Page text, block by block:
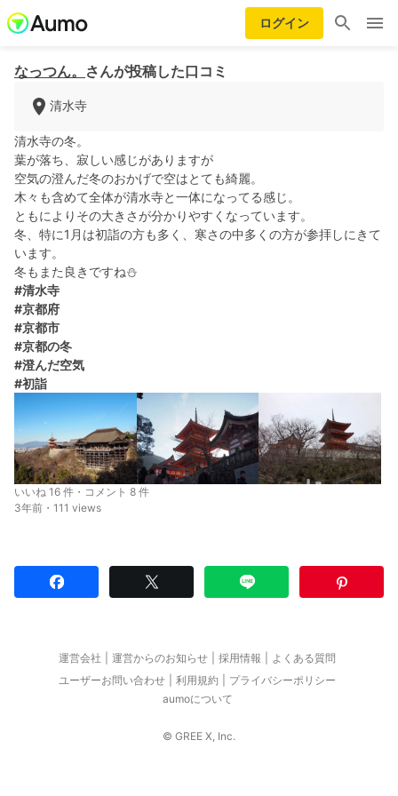
ログイン
なっつん。 さんが投稿した口コミ
清水寺
清水寺の冬。
葉が落ち、寂しい感じがありますが
空気の澄んだ冬のおかげで空はとても綺麗。
木々も含めて全体が清水寺と一体になってる感じ。
ともによりその大きさが分かりやすくなっています。
冬、特に1月は初詣の方も多く、寒さの中多くの方が参拝しにきて
います。
冬もまた良きですね⛄️
#清水寺
#京都府
#京都市
#京都の冬
#澄んだ空気
#初詣
いいね 16 件・コメント 8 件
3年前・111 views
運営会社 運営からのお知らせ 採用情報
よくある質問
ユーザーお問い合わせ
利用規約
プライバシーポリシー
aumoについて
© GREE X, Inc.